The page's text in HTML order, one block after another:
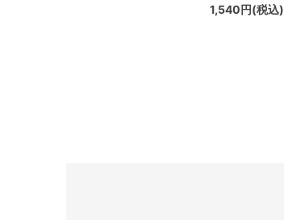
1,540円(税込)